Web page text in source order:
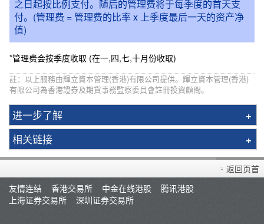
之日起按比例支付。随后的管理费将于每季度的首天支
付。(管理费 = 管理费的比率 x 上季度最后一天的资产净
值)
*管理费会按季度收取 (在一,四,七,十月份收取)
註：以上服務由輝立資本管理(香港)有限公司提供。輝立資本管理(香港)
有限公司為香港證券及期貨事務監察委員會註冊投資顧問。
进一步了解
资本管理
基金经理
新股指数ETF
ETF通讯
相关链接
开设户口
存款/提款/账户转账
常见问题
返回页首
友情连结
香港交易所 中金在线港股
腾讯港股
上海证券交易所
深圳证券交易所